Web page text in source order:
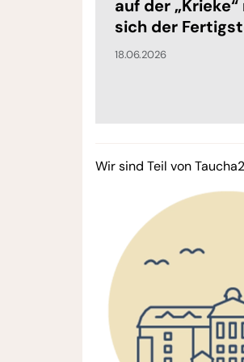
auf der
sich der
18.06.2026
Wir sind Teil von